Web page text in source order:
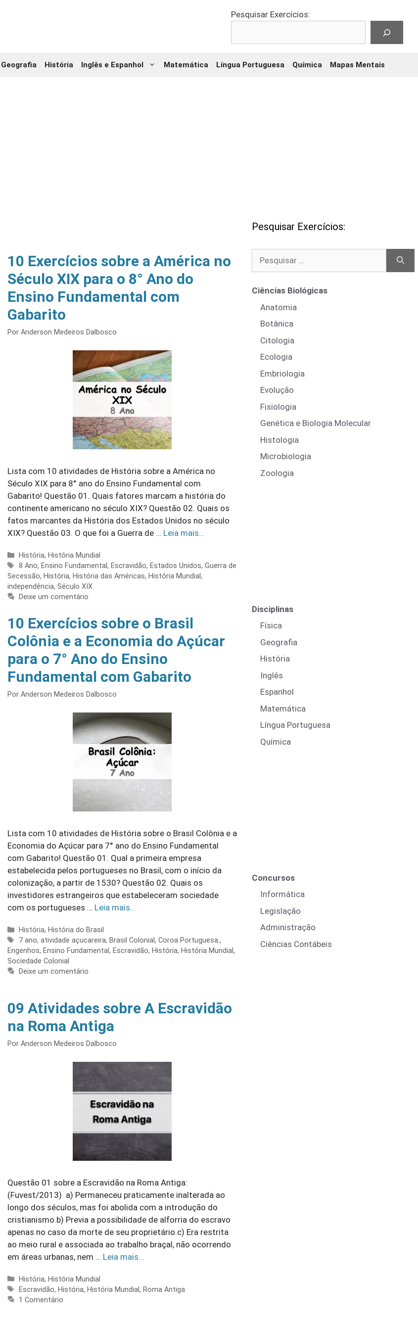
Pesquisar Exercícios:
Geografia História Inglês e Espanhol Matemática Língua Portuguesa Química Mapas Mentais
10 Exercícios sobre a América no
Século XIX para o 8° Ano do
Ensino Fundamental com
Gabarito
Por Anderson Medeiros Dalbosco
Lista com 10 atividades de História sobre a América no
Século XIX para 8° ano do Ensino Fundamental com
Gabarito! Questão 01. Quais fatores marcam a história do
continente americano no século XIX? Questão 02. Quais os
fatos marcantes da História dos Estados Unidos no século
XIX? Questão 03. O que foi a Guerra de … Leia mais…
Categorias
História, História Mundial
Tags
8 Ano, Ensino Fundamental, Escravidão, Estados Unidos,Guerra de
Secessão, História, História das Américas, História Mundial,
independência, Século XIX
Deixe um comentário
10 Exercícios sobre o Brasil
Colônia e a Economia do Açúcar
para o 7° Ano do Ensino
Fundamental com Gabarito
Por Anderson Medeiros Dalbosco
Lista com 10 atividades de História sobre o Brasil Colônia e a
Economia do Açúcar para 7° ano do Ensino Fundamental
com Gabarito! Questão 01. Qual a primeira empresa
estabelecida pelos portugueses no Brasil, com o início da
colonização, a partir de 1530? Questão 02. Quais os
investidores estrangeiros que estabeleceram sociedade
com os portugueses … Leia mais…
Categorias
História, História do Brasil
Tags
7 ano,atividade açucareira, Brasil Colonial,Coroa Portuguesa.,
Engenhos, Ensino Fundamental, Escravidão, História, História Mundial,
Sociedade Colonial
Deixe um comentário
09 Atividades sobre A Escravidão
na Roma Antiga
Por Anderson Medeiros Dalbosco
Questão 01 sobre a Escravidão na Roma Antiga:
(Fuvest/2013) a) Permaneceu praticamente inalterada ao
longo dos séculos, mas foi abolida com a introdução do
cristianismo.b) Previa a possibilidade de alforria do escravo
apenas no caso da morte de seu proprietário.c) Era restrita
ao meio rural e associada ao trabalho braçal, não ocorrendo
em áreas urbanas, nem … Leia mais…
Categorias
História, História Mundial
Tags
Escravidão, História, História Mundial, Roma Antiga
1 Comentário
Pesquisar Exercícios:
Ciências Biológicas
Anatomia
Botânica
Citologia
Ecologia
Embriologia
Evolução
Fisiologia
Genética e Biologia Molecular
Histologia
Microbiologia
Zoologia
Disciplinas
Física
Geografia
História
Inglês
Espanhol
Matemática
Língua Portuguesa
Química
Concursos
Informática
Legislação
Administração
Ciências Contábeis